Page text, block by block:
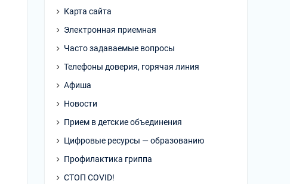
Карта сайта
Электронная приемная
Часто задаваемые вопросы
Телефоны доверия, горячая линия
Афиша
Новости
Прием в детские объединения
Цифровые ресурсы — образованию
Профилактика гриппа
СТОП COVID!